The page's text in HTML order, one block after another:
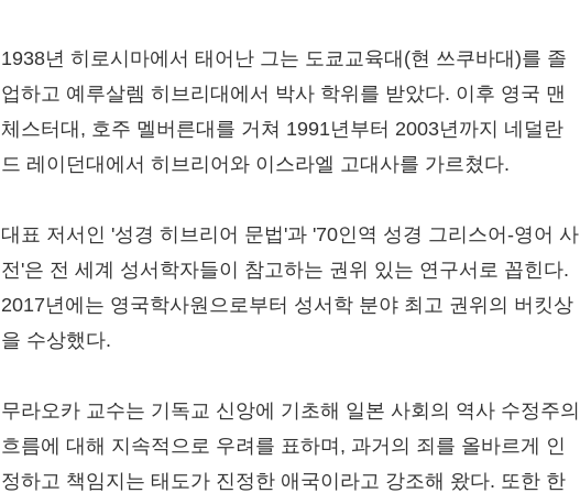
1938년 히로시마에서 태어난 그는 도쿄교육대(현 쓰쿠바대)를 졸
업하고 예루살렘 히브리대에서 박사 학위를 받았다. 이후 영국 맨
체스터대, 호주 멜버른대를 거쳐 1991년부터 2003년까지 네덜란
드 레이던대에서 히브리어와 이스라엘 고대사를 가르쳤다.
대표 저서인 '성경 히브리어 문법'과 '70인역 성경 그리스어-영어 사
전'은 전 세계 성서학자들이 참고하는 권위 있는 연구서로 꼽힌다.
2017년에는 영국학사원으로부터 성서학 분야 최고 권위의 버킷상
을 수상했다.
무라오카 교수는 기독교 신앙에 기초해 일본 사회의 역사 수정주의
흐름에 대해 지속적으로 우려를 표하며, 과거의 죄를 올바르게 인
정하고 책임지는 태도가 진정한 애국이라고 강조해 왔다. 또한 한